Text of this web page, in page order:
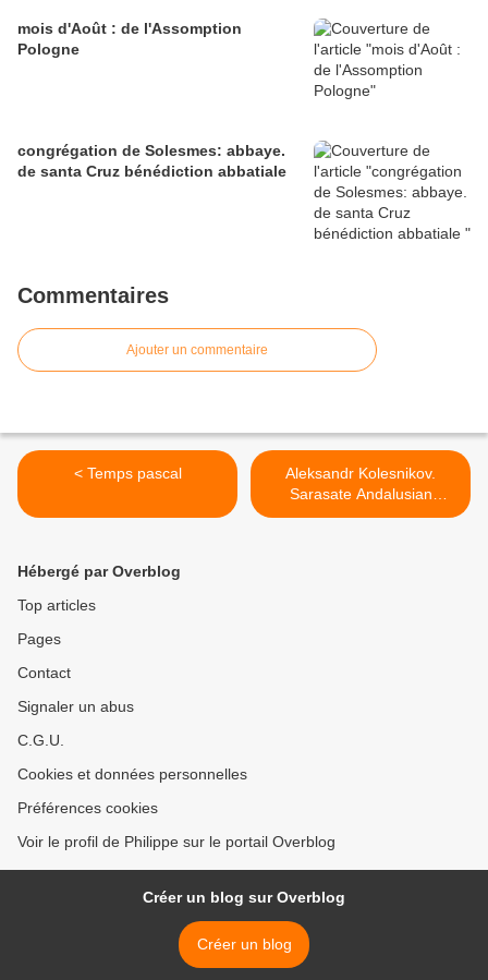
mois d'Août : de l'Assomption
Pologne
congrégation de Solesmes: abbaye.
de santa Cruz bénédiction abbatiale
Commentaires
Ajouter un commentaire
< Temps pascal
Aleksandr Kolesnikov.
Sarasate Andalusian
romance >
Hébergé par Overblog
Top articles
Pages
Contact
Signaler un abus
C.G.U.
Cookies et données personnelles
Préférences cookies
Voir le profil de Philippe sur le portail Overblog
Créer un blog sur Overblog
Créer un blog